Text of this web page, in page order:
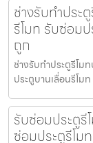
ช่างรับทำประ
รีโมท รับซ่อม
ถูก
ช่างรับทำประตูรีโม
ประตูบานเลื่อนรีโม
รับซ่อมประตูรี
ซ่อมประตูรีโม